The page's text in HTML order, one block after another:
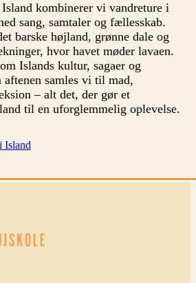
kombinerer vi vandreture i
sang, samtaler og fællesskab.
barske højland, grønne dale og
hvor havet møder lavaen.
Islands kultur, sagaer og
samles vi til mad,
– alt det, der gør et
til en uforglemmelig oplevelse.
Island